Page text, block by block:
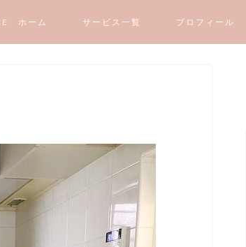
ホーム サービス一覧 プロフィール